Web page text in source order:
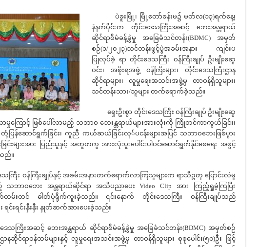
ပဲခူးမြို့၊ မြို့တော်ခန်းမ၌ မတ်လ(၁၃)ရက်နေ့၊
နံနက်ပိုင်းက တိုင်းဒေသကြီးအဆင့် ဘေးအန္တရာယ်
ဆိုင်ရာစီမံခန့်ခွဲမှု အခြေခံသင်တန်း(BDMC) အမှတ်
စဉ်(၁/၂၀၂၃)သင်တန်းဖွင့်ပွဲအခမ်းအနား ကျင်းပ
ပြုလုပ်ခဲ့ ရာ တိုင်းဒေသကြီး ဝန်ကြီးချုပ် ဦးမျိုးဆွေ
ဝင်း၊ အစိုးရအဖွဲ့ ဝန်ကြီးများ၊ တိုင်းဒေသကြီးဌာန
ဆိုင်ရာများ၊ လူမှုရေးအသင်းအဖွဲ့မှ တာဝန်ရှိသူများ၊
သင်တန်းသား/သူများ တက်ရောက်ခဲ့သည်။
ရှေးဦးစွာ တိုင်းဒေသကြီး ဝန်ကြီးချုပ် ဦးမျိုးဆွေ
လာမှုကြောင့် ဖြစ်ပေါ်လာမည့် သဘာဝ ဘေးန္တရာယ်များအားလုံးကို ကြိုတင်ကာကွယ်ခြင်း၊
ပြန်ဆောင်ရွက်ခြင်း၊ ကူညီ ကယ်ဆယ်ခြင်းလု်ပငန်းများအပြင် သဘာဝဘေးဖြစ်ပွား
းခြင်းများအား ပြည်သူနှင့် အတူတကွ အားလုံးပူးပေါင်းပါဝင်ဆောင်ရွက်နိုင်စေရေး အဖွင့်
ည်။
ဝန်ကြီးချုပ်နှင့် အခမ်းအနားတက်ရောက်လာကြသူများက ရာသီဥတု ပြောင်းလဲမှု
သဘာဝဘေး အန္တရာယ်ဆိုင်ရာ အသိပညာပေး Video Clip အား ကြည့်ရှုခဲ့ကြပြီး
တမ်းတင် ဓါတ်ပုံရိုက်ကူးခဲ့သည်။ ၎င်းနောက် တိုင်းဒေသကြီး ဝန်ကြီးချုပ်သည်
ရင်းရင်းနှီးနှီး နှုတ်ဆက်အားပေးခဲ့သည်။
အဆင့် ဘေးအန္တရာယ် ဆိုင်ရာစီမံခန့်ခွဲမှု အခြေခံသင်တန်း(BDMC) အမှတ်စဉ်
နဆိုင်ရာဝန်ထမ်များနှင့် လူမှုရေးအသင်းအဖွဲ့မှ တာဝန်ရှိသူများ စုစုပေါင်း(၅၀)ဦး ဖြင့်